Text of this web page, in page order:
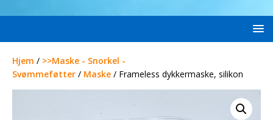
Hjem / >>Maske - Snorkel -
Svømmeføtter / Maske / Frameless dykkermaske, silikon